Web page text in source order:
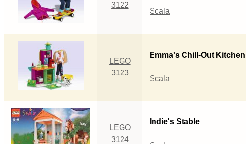
3122
Scala
LEGO
3123
Emma's Chill-Out Kitchen
Scala
LEGO
3124
Indie's Stable